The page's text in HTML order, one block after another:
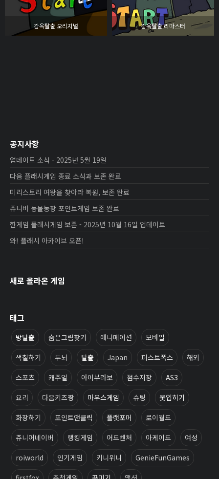
감옥탈출 오리지널 감옥탈출 리마스터
공지사항
업데이트 소식 - 2025년 5월 19일
다음 플래시게임 종료 소식과 보존 완료
미리스토리 여왕을 찾아라 복원, 보존 완료
쥬니버 동물농장 포인트게임 보존 완료
한게임 플래시게임 보존 - 2025년 10월 16일 업데이트
와! 플래시 아카이브 오픈!
새로 올라온 게임
태그
방탈출 숨은그림찾기 애니메이션 모바일
색칠하기 두뇌 탈출 Japan 퍼스트폭스 해외
스포츠 캐주얼 아이부라보 점수저장 AS3
요리 다음키즈짱 마우스게임 슈팅 옷입히기
화장하기 포인트앤클릭 플랫포머 로이월드
쥬니어네이버 랭킹게임 어드벤처 아케이드 여성
roiworld 인기게임 키니위니 GenieFunGames